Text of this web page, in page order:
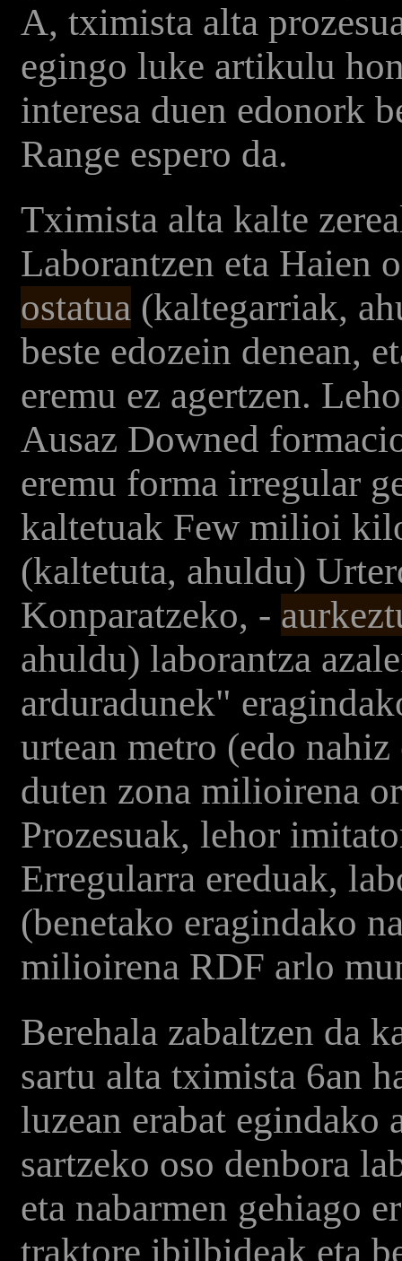
A, tximista alta
egingo luke artikulu
interesa duen edonork
Range espero da.
Tximista alta kalte
Laborantzen eta Haien
ostatua (kaltegarriak,
beste edozein denean,
eremu ez agertzen.
Ausaz Downed
eremu forma irregular
kaltetuak Few milioi
(kaltetuta, ahuldu)
Konparatzeko, -
ahuldu) laborantza
arduradunek"
urtean metro (edo
duten zona milioirena
Prozesuak, lehor
Erregularra ereduak,
(benetako eragindako
milioirena RDF arlo
Berehala zabaltzen da
sartu alta tximista 6an
luzean erabat egindako
sartzeko oso denbora
eta nabarmen gehiago
traktore ibilbideak eta